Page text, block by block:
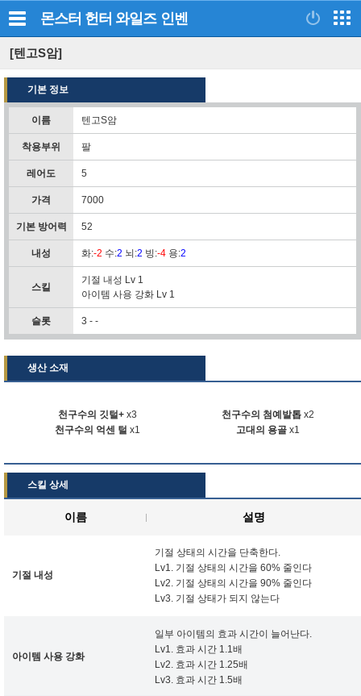
몬스터 헌터 와일즈 인벤
[텐고S암]
기본 정보
이름 텐고S암
착용부위 팔
레어도 5
가격 7000
기본 방어력 52
내성 화:-2 수:2 뇌 :2 빙:-4 용:2
스킬
기절 내성 Lv 1
아이템 사용 강화 Lv 1
슬롯 3 - -
생산 소재
천구수의 깃털+x3 천구수의 첨예발톱x2
천구수의 억센 털 x1 고대의 용골x1
스킬 상세
이름 설명
기절 내성
기절 상태의 시간을 단축한다.
Lv1. 기절 상태의 시간을 60% 줄인다
Lv2. 기절 상태의 시간을 90% 줄인다
Lv3. 기절 상태가 되지 않는다
아이템 사용 강화
일부 아이템의 효과 시간이 늘어난다.
Lv1. 효과 시간 1.1배
Lv2. 효과 시간 1.25배
Lv3. 효과 시간 1.5배